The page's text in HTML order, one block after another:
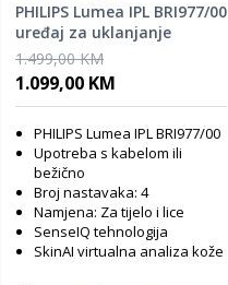
PHILIPS Lumea IPL BRI977/00
uređaj za uklanjanje
dlačica
1.499,00 KM
1.099,00 KM
PHILIPS Lumea IPL BRI977/00
Upotreba s kabelom ili
bežično
Broj nastavaka: 4
Namjena: Za tijelo i lice
SenseIQ tehnologija
SkinAI virtualna analiza kože